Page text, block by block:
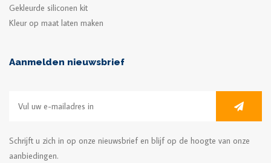
Gekleurde siliconen kit
Kleur op maat laten maken
Aanmelden nieuwsbrief
Schrijft u zich in op onze nieuwsbrief en blijf op de hoogte van onze
aanbiedingen.